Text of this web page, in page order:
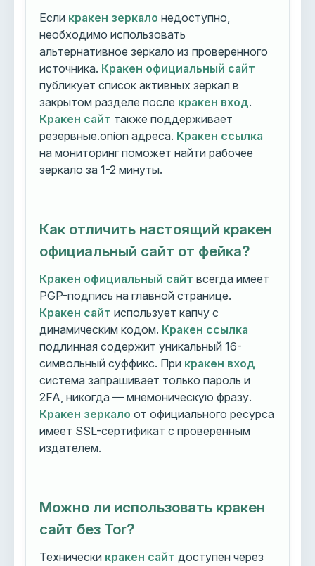
Если кракен зеркало недоступно,
необходимо использовать
альтернативное зеркало из проверенного
источника. Кракен официальный сайт
публикует список активных зеркал в
закрытом разделе после кракен вход.
Кракен сайт также поддерживает
резервные.onion адреса. Кракен ссылка
на мониторинг поможет найти рабочее
зеркало за 1-2 минуты.
Как отличить настоящий кракен
официальный сайт от фейка?
Кракен официальный сайт всегда имеет
PGP-подпись на главной странице.
Кракен сайт использует капчу с
динамическим кодом. Кракен ссылка
подлинная содержит уникальный 16-
символьный суффикс. При кракен вход
система запрашивает только пароль и
2FA, никогда — мнемоническую фразу.
Кракен зеркало от официального ресурса
имеет SSL-сертификат с проверенным
издателем.
Можно ли использовать кракен
сайт без Tor?
Технически кракен сайт доступен через